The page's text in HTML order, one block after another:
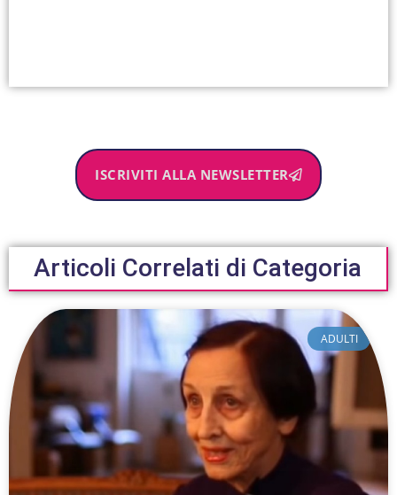
ISCRIVITI ALLA NEWSLETTER
Articoli Correlati di Categoria
ADULTI